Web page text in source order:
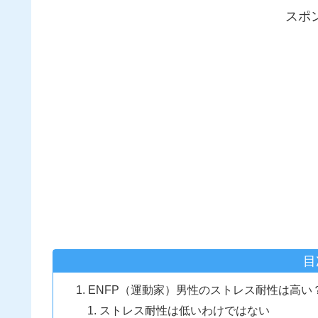
スポ
ENFP（運動家）男性のストレス耐性は高い
ストレス耐性は低いわけではない